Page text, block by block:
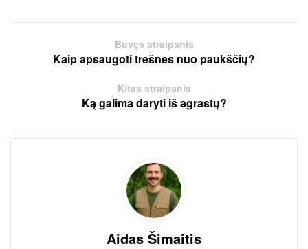
Buvęs straipsnis
Kaip apsaugoti trešnes nuo paukščių?
Kitas straipsnis
Ką galima daryti iš agrastų?
Aidas Šimaitis